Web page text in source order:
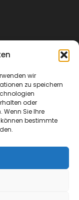
wir
zu speichern
oder
Wenn Sie Ihre
bestimmte